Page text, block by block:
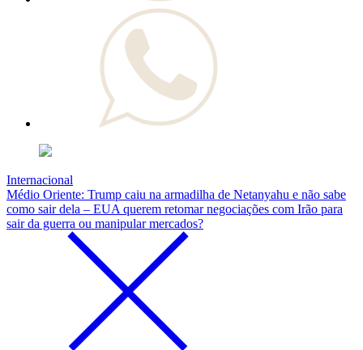
Internacional
Médio Oriente: Trump caiu na armadilha de Netanyahu e não sabe
como sair dela – EUA querem retomar negociações com Irão para
sair da guerra ou manipular mercados?